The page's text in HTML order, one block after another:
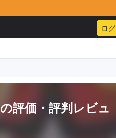
ロ
の評価・評判レビュ